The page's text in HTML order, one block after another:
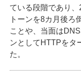
ている段階であり
トーンを8カ月後ろ
ことや、当面は
ンとしてHTTPをタ
た。